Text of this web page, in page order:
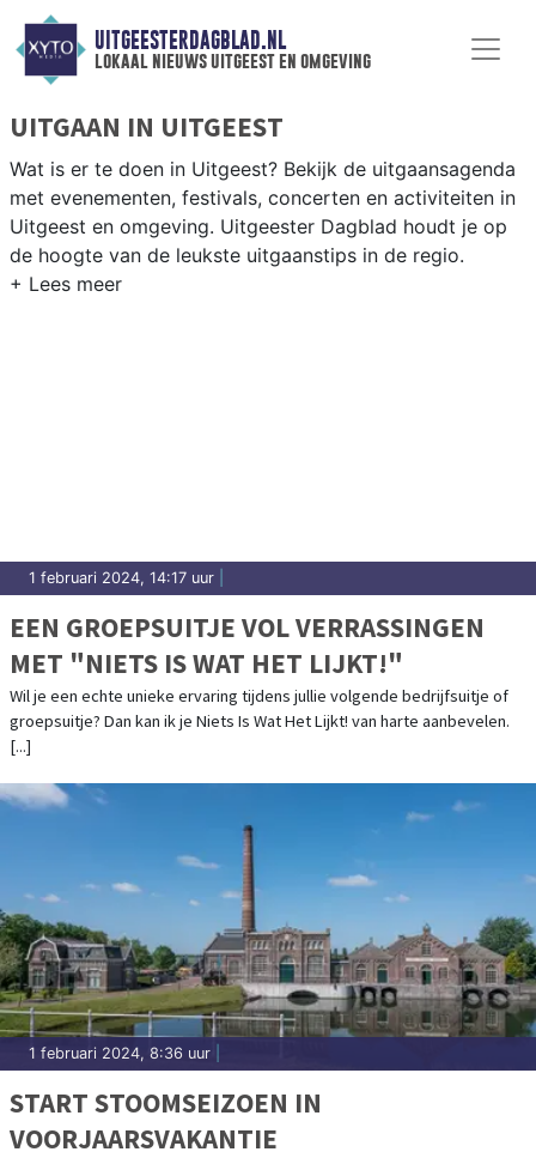
UITGEESTERDAGBLAD.NL
lokaal nieuws uitgeest en omgeving
UITGAAN IN UITGEEST
Wat is er te doen in Uitgeest? Bekijk de uitgaansagenda
met evenementen, festivals, concerten en activiteiten in
Uitgeest en omgeving. Uitgeester Dagblad houdt je op
de hoogte van de leukste uitgaanstips in de regio.
1 februari 2024, 14:17 uur
EEN GROEPSUITJE VOL VERRASSINGEN
MET "NIETS IS WAT HET LIJKT!"
Wil je een echte unieke ervaring tijdens jullie volgende bedrijfsuitje of
groepsuitje? Dan kan ik je Niets Is Wat Het Lijkt! van harte aanbevelen.
[...]
1 februari 2024, 8:36 uur
START STOOMSEIZOEN IN
VOORJAARSVAKANTIE